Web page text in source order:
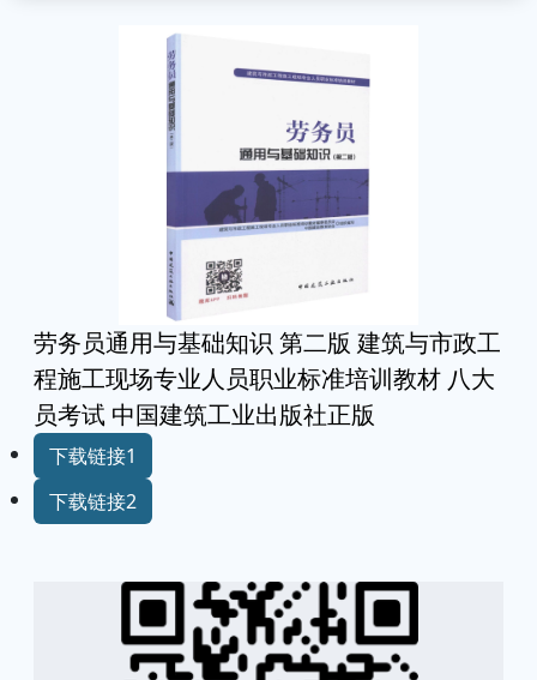
劳务员通用与基础知识 第二版 建筑与市政工
程施工现场专业人员职业标准培训教材 八大
员考试 中国建筑工业出版社正版
下载链接1
下载链接2